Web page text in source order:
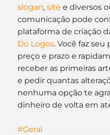
slogan, site e diversos
comunicação pode
plataforma de criação
Do Logos. Você faz
preço e prazo e
receber as primeiras
e pedir quantas
nenhuma opção te
dinheiro de volta em
#Geral